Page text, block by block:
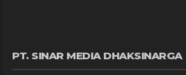
PT. SINAR MEDIA DHAKSINARGA